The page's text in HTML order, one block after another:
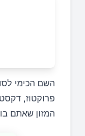
השם הכימי
פרוקטוז,
המזון שאתם